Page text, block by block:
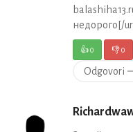
недорого[/
👍0 👎0
Odgovori